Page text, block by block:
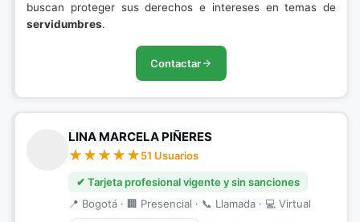
buscan proteger sus derechos e intereses en temas de
servidumbres.
Contactar
LINA MARCELA PIÑERES
51 Usuarios
✔ Tarjeta profesional vigente y sin sanciones
📍 Bogotá · 🏢 Presencial · 📞 Llamada · 💻 Virtual